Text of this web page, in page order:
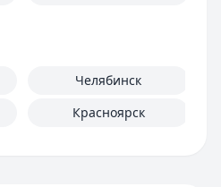
Челябинск
Красноярск